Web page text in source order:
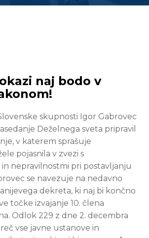
naj bodo v
skupnosti Igor Gabrovec
Deželnega sveta pripravil
v katerem sprašuje
pojasnila v zvezi s
nepravilnostmi pri postavljanju
se navezuje na nedavno
dekreta, ki naj bi končno
točke izvajanje 10. člena
Odlok 229 z dne 2. decembra
vse javne ustanove in